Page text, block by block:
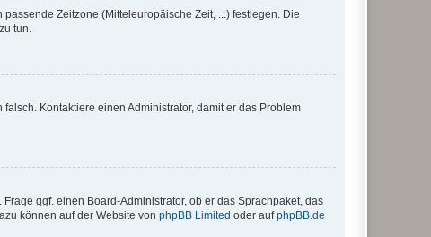
Zeitzone (Mitteleuropäische Zeit, ...) festlegen. Die
tun.
Kontaktiere einen Administrator, damit er das Problem
ggf. einen Board-Administrator, ob er das Sprachpaket, das
können auf der Website von phpBB Limited oder aufphpBB.de